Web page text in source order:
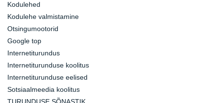
Kodulehed
Kodulehe valmistamine
Otsingumootorid
Google top
Internetiturundus
Internetiturunduse koolitus
Internetiturunduse eelised
Sotsiaalmeedia koolitus